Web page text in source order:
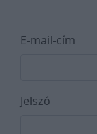
E-mail-cím
Jelszó